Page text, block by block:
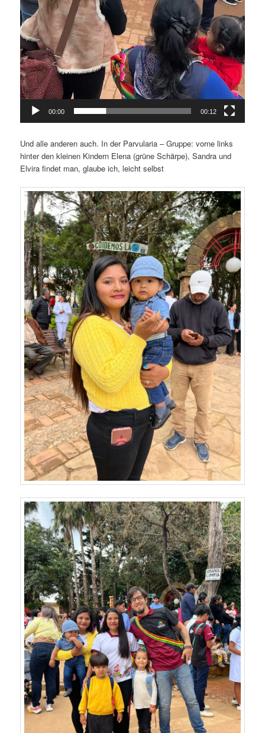
00:00 00:12
Und alle anderen auch. In der Parvularia – Gruppe: vorne links
hinter den kleinen Kindern Elena (grüne Schärpe), Sandra und
Elvira findet man, glaube ich, leicht selbst